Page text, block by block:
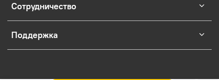
Сотрудничество
Поддержка